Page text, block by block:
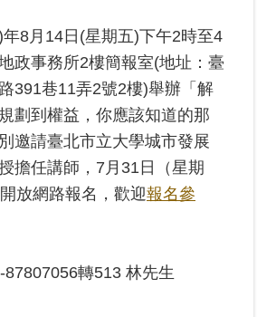
8月14日(星期五)下午2時至4
政事務所2樓簡報室(地址：臺
391巷11弄2號2樓)舉辦「解
劃到權益，你應該知道的那
邀請臺北市立大學城市發展
擔任講師，7月31日（星期
放網路報名， 歡迎報名參
轉513 林先生